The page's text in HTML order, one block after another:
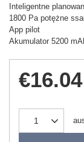
Inteligentne
1800 Pa potężne
App pilot
Akumulator 5200
€16.04